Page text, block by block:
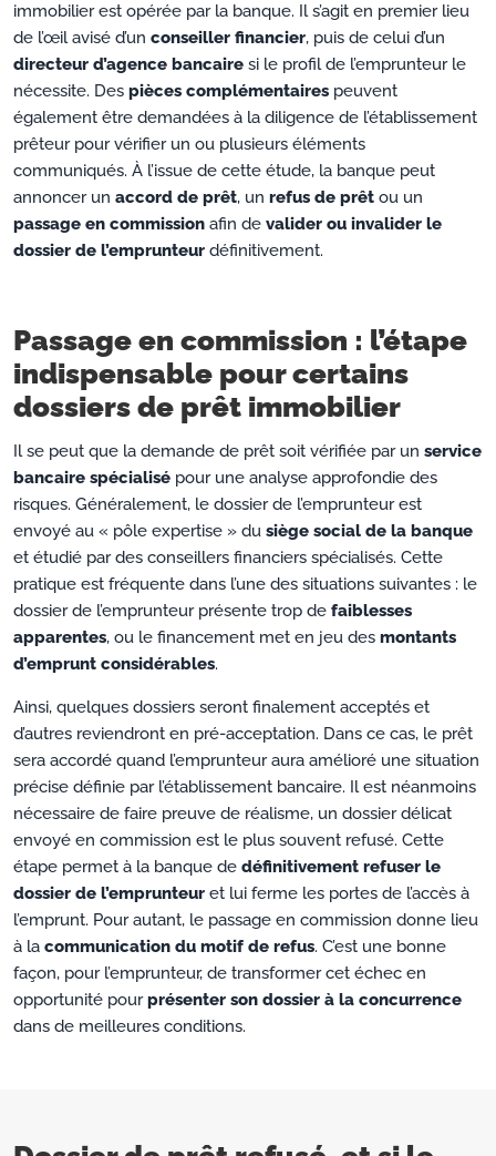
immobilier est opérée par la banque. Il s’agit en premier lieu
de l’œil avisé d’un conseiller financier, puis de celui d’un
directeur d’agence bancaire si le profil de l’emprunteur le
nécessite. Des pièces complémentaires peuvent
également être demandées à la diligence de l’établissement
prêteur pour vérifier un ou plusieurs éléments
communiqués. À l’issue de cette étude, la banque peut
annoncer un accord de prêt, un refus de prêt ou un
passage en commission afin de valider ou invalider le
dossier de l’emprunteur définitivement.
Passage en commission : l’étape
indispensable pour certains
dossiers de prêt immobilier
Il se peut que la demande de prêt soit vérifiée par un service
bancaire spécialisé pour une analyse approfondie des
risques. Généralement, le dossier de l’emprunteur est
envoyé au « pôle expertise » du siège social de la banque
et étudié par des conseillers financiers spécialisés. Cette
pratique est fréquente dans l’une des situations suivantes : le
dossier de l’emprunteur présente trop de faiblesses
apparentes, ou le financement met en jeu des montants
d’emprunt considérables.
Ainsi, quelques dossiers seront finalement acceptés et
d’autres reviendront en pré-acceptation. Dans ce cas, le prêt
sera accordé quand l’emprunteur aura amélioré une situation
précise définie par l’établissement bancaire. Il est néanmoins
nécessaire de faire preuve de réalisme, un dossier délicat
envoyé en commission est le plus souvent refusé. Cette
étape permet à la banque de définitivement refuser le
dossier de l’emprunteur et lui ferme les portes de l’accès à
l’emprunt. Pour autant, le passage en commission donne lieu
à la communication du motif de refus. C’est une bonne
façon, pour l’emprunteur, de transformer cet échec en
opportunité pourprésenter son dossier à la concurrence
dans de meilleures conditions.